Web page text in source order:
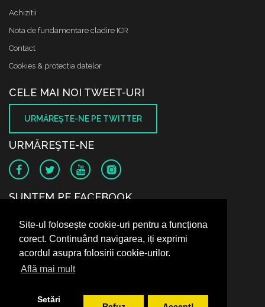
Site-ul folosește cookie-uri pentru a funcționa
corect. Continuând navigarea, iți exprimi
acordul asupra folosirii cookie-urilor.
Află mai mult
Setări
Achizitii
Nota de fundamentare cladire ICR
Contact
Cookies & protectia datelor
CELE MAI NOI TWEET-URI
URMĂREŞTE-NE PE TWITTER
URMĂREŞTE-NE
SUNTEM PE FACEBOOK